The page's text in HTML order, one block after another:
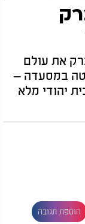
את עולם
במסעדה –
יהודי מלא
הוספת תגובה